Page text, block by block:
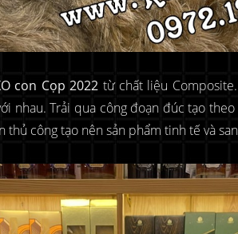
con Cọp 2022 từ chất liệu
nhau. Trải qua công đoạn đúc tạo
thủ công tạo nên sản phẩm tinh tế và